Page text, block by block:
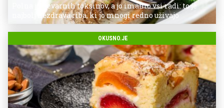
Polna je nevarnih toksinov, a jo imamo vsi radi: to je
najbolj nezdrava riba, ki jo mnogi redno uživajo
OKUSNO.JE